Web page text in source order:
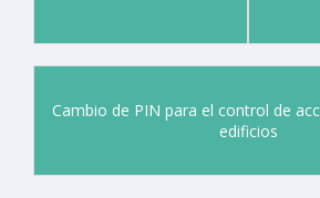
Cambio de PIN para el control de
edificios